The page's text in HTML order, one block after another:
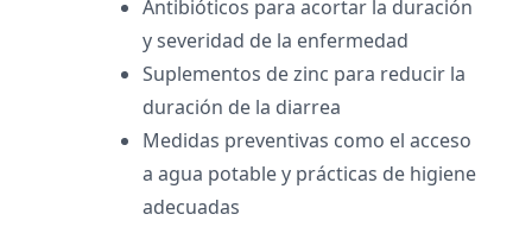
Antibióticos para acortar la duración
y severidad de la enfermedad
Suplementos de zinc para reducir la
duración de la diarrea
Medidas preventivas como el acceso
a agua potable y prácticas de higiene
adecuadas